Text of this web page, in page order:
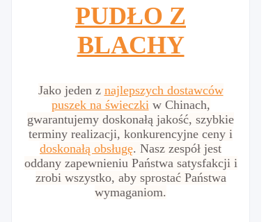
PUDŁO Z
BLACHY
Jako jeden z najlepszych dostawców
puszek na świeczkiw Chinach,
gwarantujemy doskonałą jakość, szybkie
terminy realizacji, konkurencyjne ceny i
doskonałą obsługę. Nasz zespół jest
oddany zapewnieniu Państwa satysfakcji i
zrobi wszystko, aby sprostać Państwa
wymaganiom.